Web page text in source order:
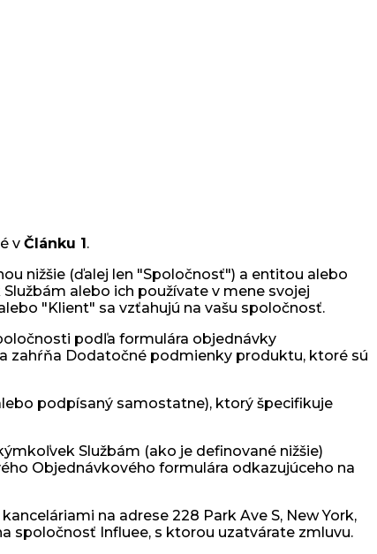
v Článku 1 .
nižšie (ďalej len "Spoločnosť") a entitou alebo
alebo ich používate v mene svojej
"Klient" sa vzťahujú na vašu spoločnosť.
podľa formulára objednávky
zahŕňa Dodatočné podmienky produktu, ktoré sú
podpísaný samostatne), ktorý špecifikuje
Službám (ako je definované nižšie)
Objednávkového formulára odkazujúceho na
na adrese 228 Park Ave S, New York,
spoločnosť Influee, s ktorou uzatvárate zmluvu.